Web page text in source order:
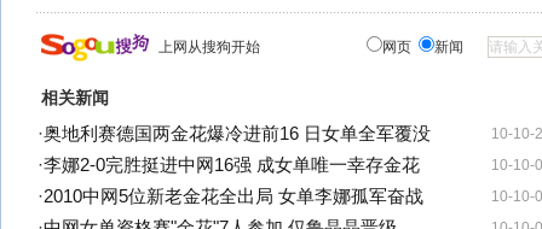
上网从搜狗开始 网页 新闻
相关新闻
10-10-
·奥地利赛德国两金花爆冷进前16 日女单全军覆没
10-10-
·李娜2-0完胜挺进中网16强 成女单唯一幸存金花
10-10-
·2010中网5位新老金花全出局 女单李娜孤军奋战